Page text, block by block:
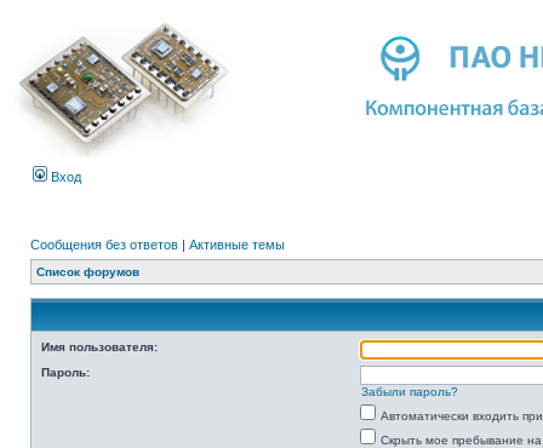
Вход
Сообщения без ответов | Активные темы
Список форумов
Имя пользователя:
Пароль:
Забыли пароль?
Автоматически входить
Скрыть мое пребывание